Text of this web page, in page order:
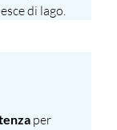
di lago.
per